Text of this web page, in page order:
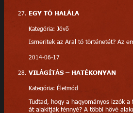
EGY TÓ HALÁLA
Kategória: Jövő
Ismeritek az Aral tó történetét? Az
2014-06-17
VILÁGÍTÁS – HATÉKONYAN
Kategória: Életmód
Tudtad, hogy a hagyományos izzók
át alakítják fénnyé? A többi hővé